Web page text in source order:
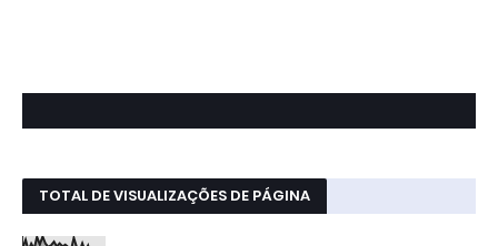
TOTAL DE VISUALIZAÇÕES DE PÁGINA